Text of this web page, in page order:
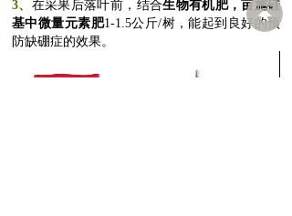
3、 在采果后落叶前，结合生物有机肥，亩施硅
基中微量元素肥1-1.5公斤/树，能起到良好的预
防缺硼症的效果。